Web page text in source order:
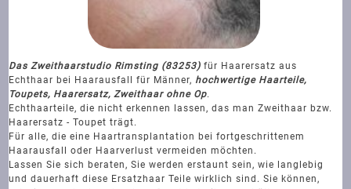
Das Zweithaarstudio Rimsting (83253) für Haarersatz aus
Echthaar bei Haarausfall für Männer, hochwertige Haarteile,
Toupets, Haarersatz, Zweithaar ohne Op.
Echthaarteile, die nicht erkennen lassen, das man Zweithaar bzw.
Haarersatz - Toupet trägt.
Für alle, die eine Haartransplantation bei fortgeschrittenem
Haarausfall oder Haarverlust vermeiden möchten.
Lassen Sie sich beraten, Sie werden erstaunt sein, wie langlebig
und dauerhaft diese Ersatzhaar Teile wirklich sind. Sie können,